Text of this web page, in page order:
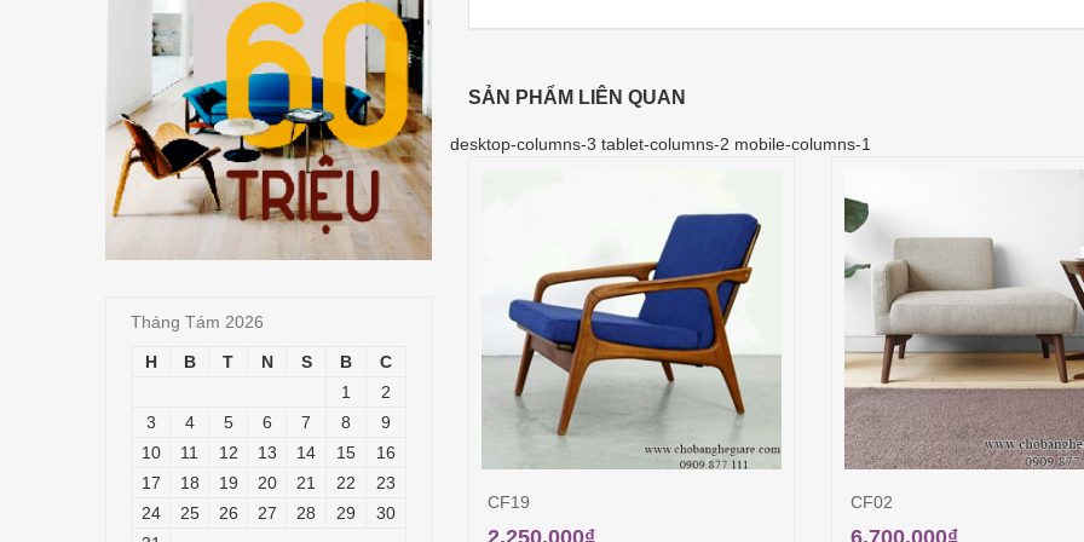
SẢN PHẨM LIÊN QUAN
desktop-columns-3 tablet-columns-2 mobile-columns-1
CF19
2,250,000₫
CF02
6,700,000₫
Tháng Tám 2026
H B T N S B
C
1
2
3
4 5 6 7 8
9
10
11 12 13 14 15
16
17
18 19 20 21 22
23
24
25 26 27 28 29
30